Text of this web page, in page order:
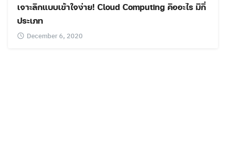
เจาะลึกแบบเข้าใจง่าย! Cloud Computing คืออะไร มีกี่
ประเภท
December 6, 2020